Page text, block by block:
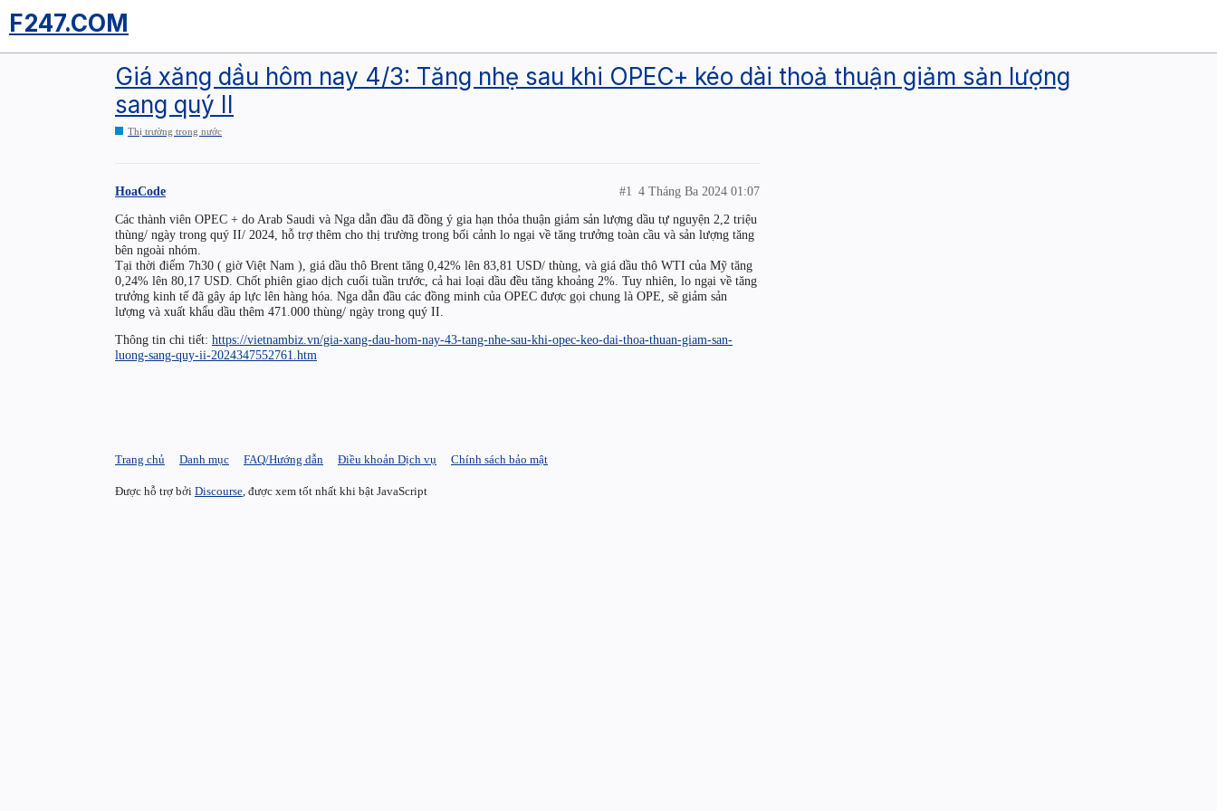
F247.COM
Giá xăng dầu hôm nay 4/3: Tăng nhẹ sau khi OPEC+ kéo dài thoả thuận giảm sản lượng
sang quý II
Thị trường trong nước
HoaCode 4 Tháng Ba 2024 01:07
#1
Các thành viên OPEC + do Arab Saudi và Nga dẫn đầu đã đồng ý gia hạn thỏa thuận giảm sản lượng dầu tự nguyện 2,2 triệu
thùng/ ngày trong quý II/ 2024, hỗ trợ thêm cho thị trường trong bối cảnh lo ngại về tăng trưởng toàn cầu và sản lượng tăng
bên ngoài nhóm.
Tại thời điểm 7h30 ( giờ Việt Nam ), giá dầu thô Brent tăng 0,42% lên 83,81 USD/ thùng, và giá dầu thô WTI của Mỹ tăng
0,24% lên 80,17 USD. Chốt phiên giao dịch cuối tuần trước, cả hai loại dầu đều tăng khoảng 2%. Tuy nhiên, lo ngại về tăng
trưởng kinh tế đã gây áp lực lên hàng hóa. Nga dẫn đầu các đồng minh của OPEC được gọi chung là OPE, sẽ giảm sản
lượng và xuất khẩu dầu thêm 471.000 thùng/ ngày trong quý II.
Thông tin chi tiết: https://vietnambiz.vn/gia-xang-dau-hom-nay-43-tang-nhe-sau-khi-opec-keo-dai-thoa-thuan-giam-san-
luong-sang-quy-ii-2024347552761.htm
Trang chủ Danh mục FAQ/Hướng dẫn Điều khoản Dịch vụ Chính sách bảo mật
Được hỗ trợ bởi Discourse, được xem tốt nhất khi bật JavaScript